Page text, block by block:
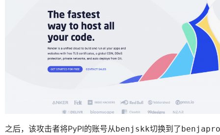
之后，该攻击者将PyPI的账号从benjskk切换到了